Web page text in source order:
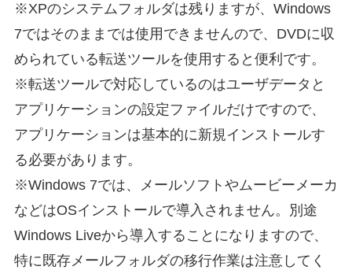
※XPのシステムフォルダは残りますが、Windows
7ではそのままでは使用できませんので、DVDに収
められている転送ツールを使用すると便利です。
※転送ツールで対応しているのはユーザデータと
アプリケーションの設定ファイルだけですので、
アプリケーションは基本的に新規インストールす
る必要があります。
※Windows 7では、メールソフトやムービーメーカ
などはOSインストールで導入されません。別途
Windows Liveから導入することになりますので、
特に既存メールフォルダの移行作業は注意してく